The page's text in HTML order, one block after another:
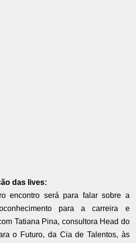
das lives:
encontro será para falar sobre a
para a carreira e
Tatiana Pina, consultora Head do
o Futuro, da Cia de Talentos, às